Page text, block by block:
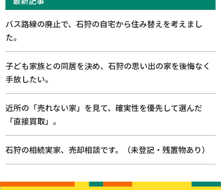
バス路線の廃止で、石狩の自宅から住み替えを考えまし
た。
子ども家族との同居を決め、石狩の思い出の家を後悔なく
手放したい。
近所の「売れない家」を見て、確実性を優先して選んだ
「直接買取」。
石狩の相続実家、売却相談です。（未登記・残置物あり）